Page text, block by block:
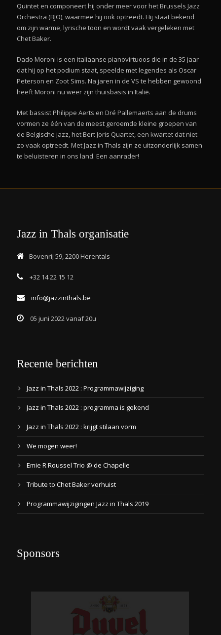
Quintet en componeert hij onder meer voor het Brussels Jazz
Orchestra (BJO), waarmee hij ook optreedt. Hij staat bekend
om zijn warme, lyrische toon en wordt vaak vergeleken met
Chet Baker.
Dado Moroni is een italiaanse pianovirtuoos die in de 35 jaar
dat hij op het podium staat, speelde met legendes als Oscar
Peterson en Zoot Sims. Na jaren in de VS te hebben gewoond
heeft Moroni nu weer zijn thuisbasis in Italië.
Met bassist Philippe Aerts en Dré Pallemaerts aan de drums
vormen ze één van de meest geroemde kleine groepen van
de Belgische jazz, het Bert Joris Quartet, een kwartet dat niet
zo vaak optreedt. Met Jazz in Thals zijn ze uitzonderlijk samen
te beluisteren in ons land. Een aanrader!
Jazz in Thals organisatie
Bovenrij 59, 2200 Herentals
+32 14 22 15 12
info@jazzinthals.be
05 juni 2022 vanaf 20u
Recente berichten
Jazz in Thals 2022 : Programmawijziging
Jazz in Thals 2022 : programma is gekend
Jazz in Thals 2022 : krijgt stilaan vorm
We mogen weer!
Emie R Roussel Trio @ de Chapelle
Tribute to Chet Baker verhuist
Programmawijzigingen Jazz in Thals 2019
Sponsors